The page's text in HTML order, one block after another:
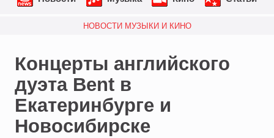
НОВОСТИ МУЗЫКИ И КИНО
Концерты английского
дуэта Bent в
Екатеринбурге и
Новосибирске